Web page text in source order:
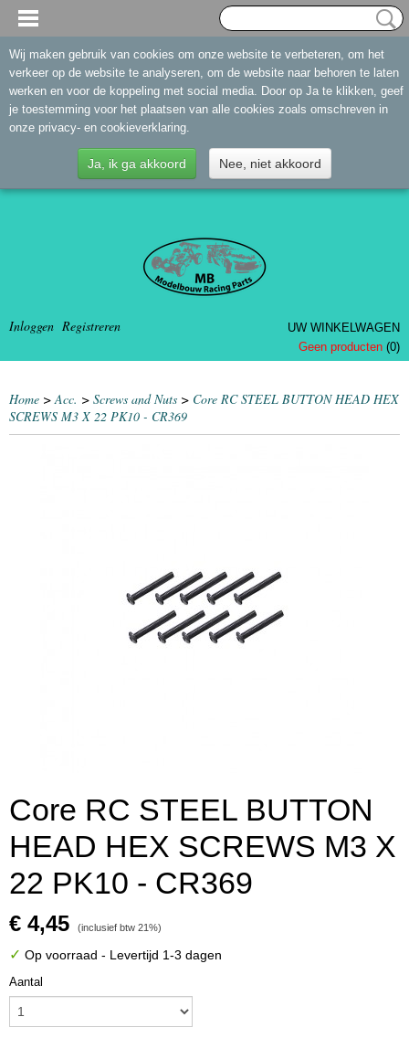
Inloggen Registreren
UW WINKELWAGEN
Geen producten (0)
Home >Acc. > Screws and Nuts > Core RC STEEL BUTTON HEAD HEX
SCREWS M3 X 22 PK10 - CR369
Core RC STEEL BUTTON
HEAD HEX SCREWS M3 X
22 PK10 - CR369
€ 4,45 (inclusief btw 21%)
✓ Op voorraad - Levertijd 1-3 dagen
Aantal
Wij maken gebruik van cookies om onze website te verbeteren, om het
verkeer op de website te analyseren, om de website naar behoren te laten
werken en voor de koppeling met social media. Door op Ja te klikken, geef
je toestemming voor het plaatsen van alle cookies zoals omschreven in
onze privacy- en cookieverklaring.
Ja, ik ga akkoord Nee, niet akkoord